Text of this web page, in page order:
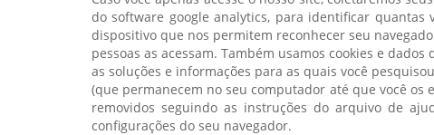
do software google analytics, para identificar quantas
dispositivo que nos permitem reconhecer seu
pessoas as acessam. Também usamos cookies e
as soluções e informações para as quais você
(que permanecem no seu computador até que você
removidos seguindo as instruções do arquivo de
configurações do seu navegador.